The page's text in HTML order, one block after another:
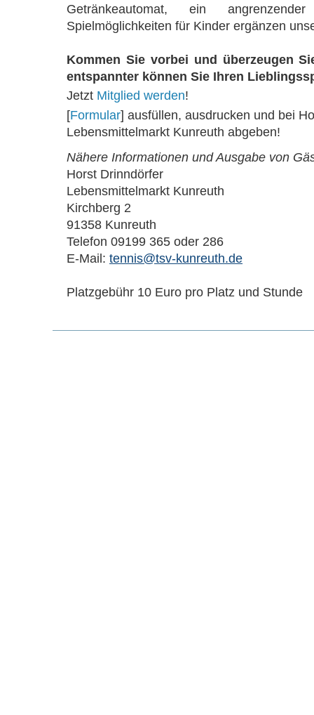
Getränkeautomat, ein
Spielmöglichkeiten für Kinder ergänzen
Kommen Sie vorbei und überzeugen
entspannter können Sie Ihren
Jetzt Mitglied werden!
[Formular] ausfüllen, ausdrucken und bei
Lebensmittelmarkt Kunreuth abgeben!
Nähere Informationen und Ausgabe von
Horst Drinndörfer
Lebensmittelmarkt Kunreuth
Kirchberg 2
91358 Kunreuth
Telefon 09199 365 oder 286
E-Mail: tennis@tsv-kunreuth.de
Platzgebühr 10 Euro pro Platz und Stunde